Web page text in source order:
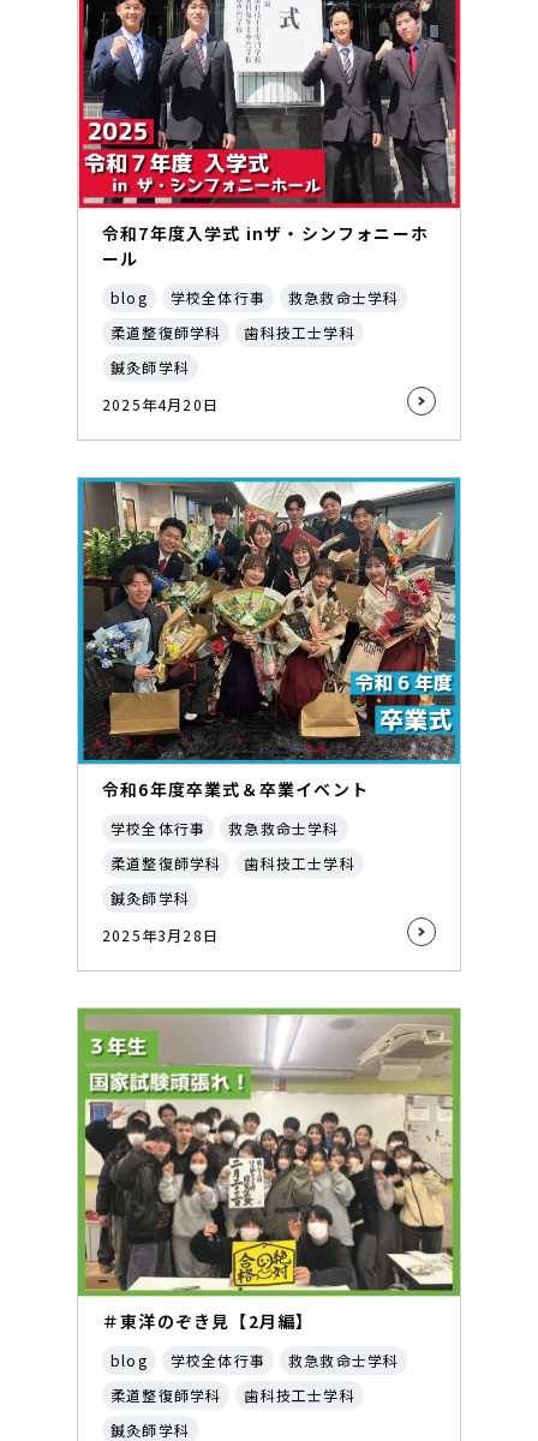
令和7年度入学式 inザ・シンフォニーホ
ール
blog 学校全体行事
救急救命士学科
柔道整復師学科
歯科技工士学科
鍼灸師学科
2025年4月20日
令和6年度卒業式＆卒業イベント
学校全体行事
救急救命士学科
柔道整復師学科
歯科技工士学科
鍼灸師学科
2025年3月28日
＃東洋のぞき見【2月編】
blog 学校全体行事
救急救命士学科
柔道整復師学科
歯科技工士学科
鍼灸師学科